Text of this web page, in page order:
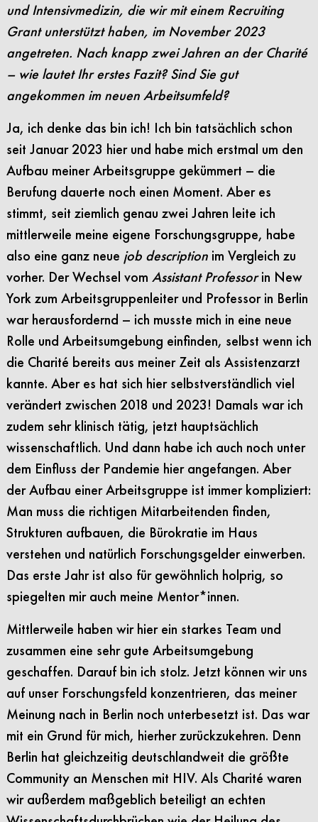
und Intensivmedizin, die wir mit einem Recruiting
Grant unterstützt haben, im November 2023
angetreten. Nach knapp zwei Jahren an der Charité
– wie lautet Ihr erstes Fazit? Sind Sie gut
angekommen im neuen Arbeitsumfeld?
Ja, ich denke das bin ich! Ich bin tatsächlich schon
seit Januar 2023 hier und habe mich erstmal um den
Aufbau meiner Arbeitsgruppe gekümmert – die
Berufung dauerte noch einen Moment. Aber es
stimmt, seit ziemlich genau zwei Jahren leite ich
mittlerweile meine eigene Forschungsgruppe, habe
also eine ganz neue job description im Vergleich zu
vorher. Der Wechsel vom Assistant Professorin New
York zum Arbeitsgruppenleiter und Professor in Berlin
war herausfordernd – ich musste mich in eine neue
Rolle und Arbeitsumgebung einfinden, selbst wenn ich
die Charité bereits aus meiner Zeit als Assistenzarzt
kannte. Aber es hat sich hier selbstverständlich viel
verändert zwischen 2018 und 2023! Damals war ich
zudem sehr klinisch tätig, jetzt hauptsächlich
wissenschaftlich. Und dann habe ich auch noch unter
dem Einfluss der Pandemie hier angefangen. Aber
der Aufbau einer Arbeitsgruppe ist immer kompliziert:
Man muss die richtigen Mitarbeitenden finden,
Strukturen aufbauen, die Bürokratie im Haus
verstehen und natürlich Forschungsgelder einwerben.
Das erste Jahr ist also für gewöhnlich holprig, so
spiegelten mir auch meine Mentor*innen.
Mittlerweile haben wir hier ein starkes Team und
zusammen eine sehr gute Arbeitsumgebung
geschaffen. Darauf bin ich stolz. Jetzt können wir uns
auf unser Forschungsfeld konzentrieren, das meiner
Meinung nach in Berlin noch unterbesetzt ist. Das war
mit ein Grund für mich, hierher zurückzukehren. Denn
Berlin hat gleichzeitig deutschlandweit die größte
Community an Menschen mit HIV. Als Charité waren
wir außerdem maßgeblich beteiligt an echten